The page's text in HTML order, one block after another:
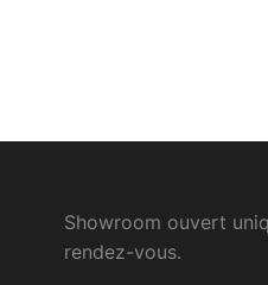
Showroom ouvert
rendez-vous.